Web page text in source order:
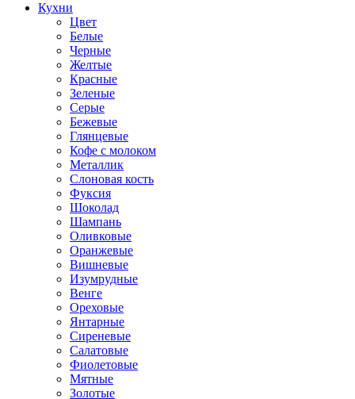
Кухни
Цвет
Белые
Черные
Желтые
Красные
Зеленые
Серые
Бежевые
Глянцевые
Кофе с молоком
Металлик
Слоновая кость
Фуксия
Шоколад
Шампань
Оливковые
Оранжевые
Вишневые
Изумрудные
Венге
Ореховые
Янтарные
Сиреневые
Салатовые
Фиолетовые
Мятные
Золотые